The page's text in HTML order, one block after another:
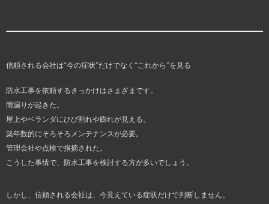
信頼される会社は“今の症状”だけでなく“これから”を見る
防水工事を依頼するきっかけはさまざまです。
雨漏りが起きた。
屋上やベランダにひび割れや膨れが見える。
築年数的にそろそろメンテナンスが必要。
管理会社や点検で指摘された。
こうした事情で、防水工事を検討する方が多いでしょう。
しかし、信頼される会社は、今見えている症状だけで判断しません。